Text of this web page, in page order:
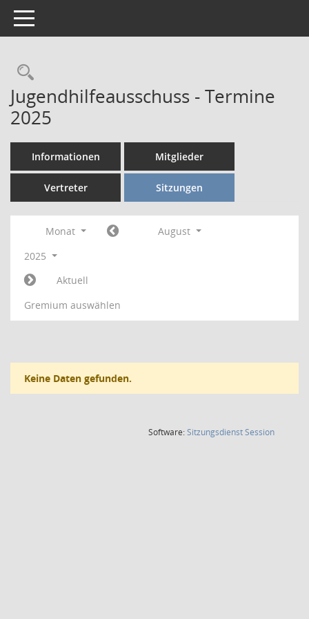
Toggle navigation
Rechercheauswahl
Jugendhilfeausschuss - Termine
2025
Informationen Mitglieder
Vertreter Sitzungen
Monat
August
2025
Aktuell
Gremium auswählen
Keine Daten gefunden.
Software:SitzungsdienstSession(Wird in